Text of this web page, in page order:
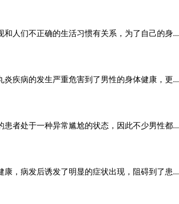
人们不正确的生活习惯有关系，为了自己的身...
疾病的发生严重危害到了男性的身体健康，更...
者处于一种异常尴尬的状态，因此不少男性都...
，病发后诱发了明显的症状出现，阻碍到了患...